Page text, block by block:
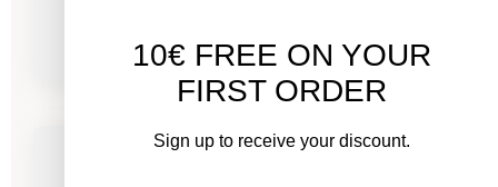
-393,82 €
10€ FREE ON YOUR
FIRST ORDER
Sign up to receive your discount.